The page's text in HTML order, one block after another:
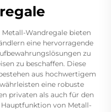
Wandregale bieten
eine hervorragende
zu
zu beschaffen. Diese
aus hochwertigem
eine robuste
privaten als auch für den
von Metall-